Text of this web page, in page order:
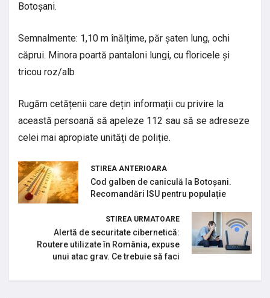
Botoșani.
Semnalmente: 1,10 m înălțime, păr șaten lung, ochi
căprui. Minora poartă pantaloni lungi, cu floricele și
tricou roz/alb
Rugăm cetățenii care dețin informații cu privire la
această persoană să apeleze 112 sau să se adreseze
celei mai apropiate unități de poliție.
STIREA ANTERIOARA
Cod galben de caniculă la Botoșani.
Recomandări ISU pentru populație
STIREA URMATOARE
Alertă de securitate cibernetică:
Routere utilizate în România, expuse
unui atac grav. Ce trebuie să faci